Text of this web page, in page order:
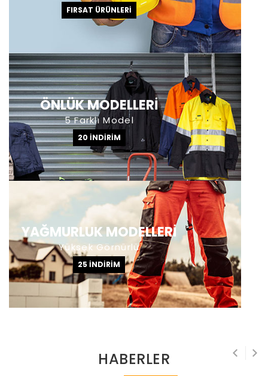
FIRSAT ÜRÜNLERI
ÖNLÜK MODELLERİ
5 Farklı Model
20 İNDIRIM
YAĞMURLUK MODELLERİ
Yüksek Görnürlü
25 İNDIRIM
HABERLER